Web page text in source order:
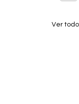
Ver todo